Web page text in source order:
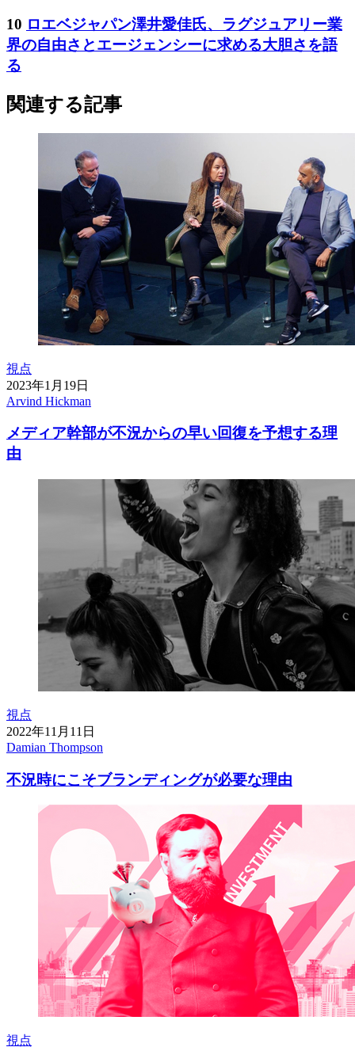
10 ロエベジャパン澤井愛佳氏、ラグジュアリー業
界の自由さとエージェンシーに求める大胆さを語
る
関連する記事
視点
2023年1月19日
Arvind Hickman
メディア幹部が不況からの早い回復を予想する理
由
視点
2022年11月11日
Damian Thompson
不況時にこそブランディングが必要な理由
視点